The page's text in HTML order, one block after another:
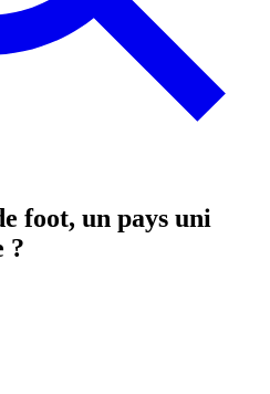
foot, un pays uni
?